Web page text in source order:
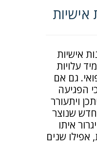
אישיות
אישיות
עלויות
גם אם
הפגיעה
ויתעורר
שנוצר
איתו
אפילו שנים